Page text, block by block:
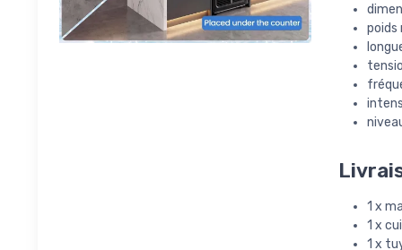
poids
1 x
1 x
1 x